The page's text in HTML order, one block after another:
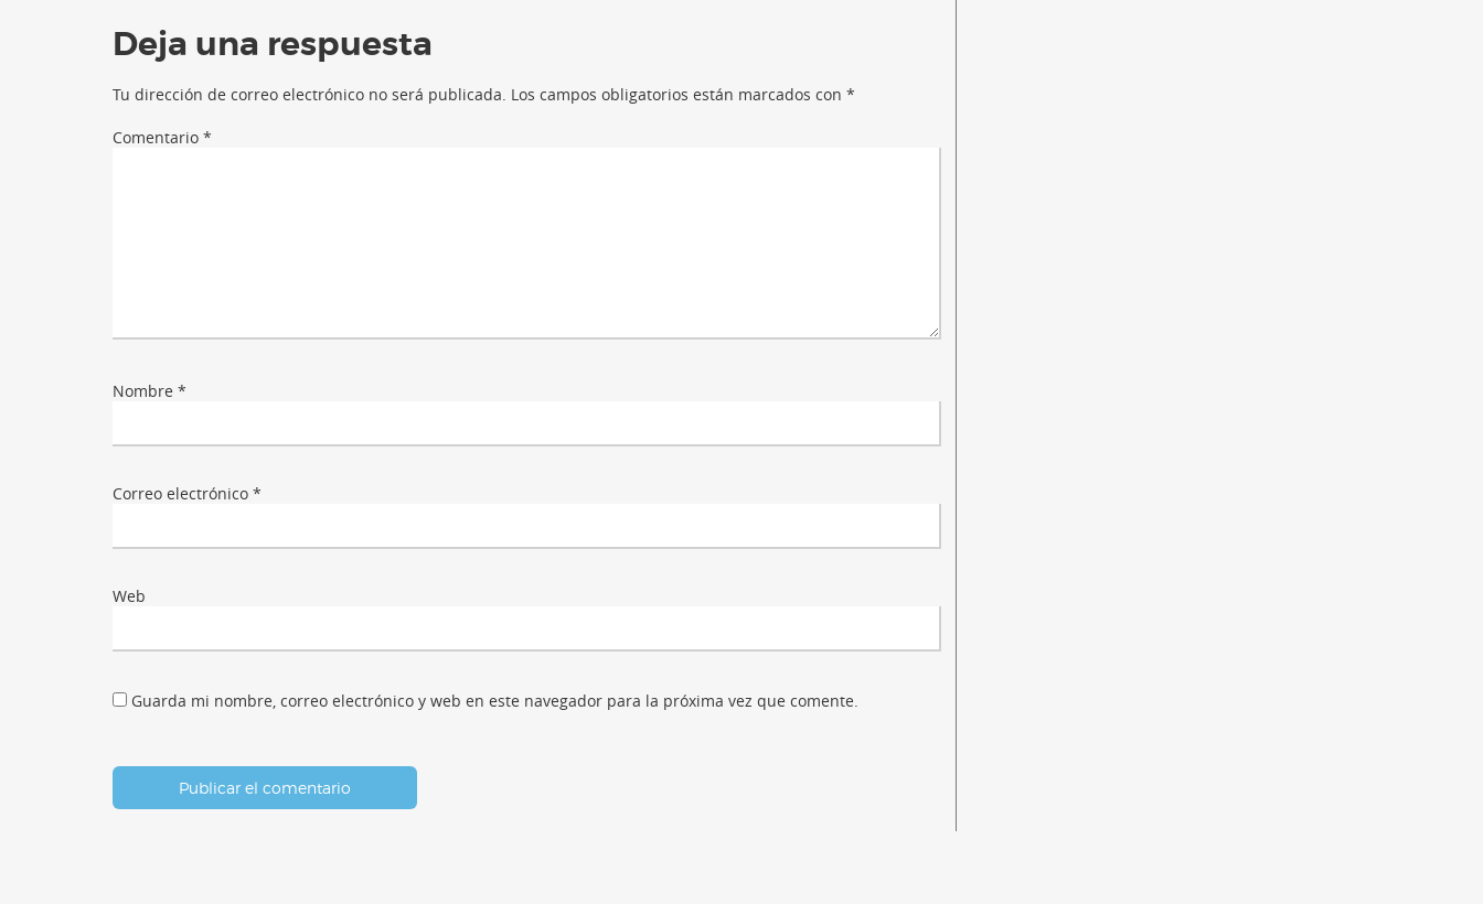
Deja una respuesta
Tu dirección de correo electrónico no será publicada. Los campos obligatorios están marcados con *
Comentario *
Nombre *
Correo electrónico *
Web
Guarda mi nombre, correo electrónico y web en este navegador para la próxima vez que comente.